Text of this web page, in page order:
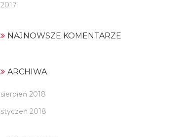
2017
NAJNOWSZE KOMENTARZE
ARCHIWA
sierpień 2018
styczeń 2018